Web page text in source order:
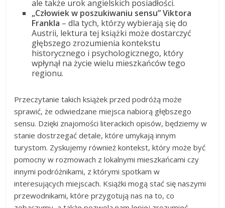
ale także urok angielskich posiadłości.
„Człowiek w poszukiwaniu sensu” Viktora
Frankla – dla tych, którzy wybierają się do
Austrii, lektura tej książki może dostarczyć
głębszego zrozumienia kontekstu
historycznego i psychologicznego, który
wpłynął na życie wielu mieszkańców tego
regionu.
Przeczytanie takich książek przed podróżą może
sprawić, że odwiedzane miejsca nabiorą głębszego
sensu. Dzięki znajomości literackich opisów, będziemy w
stanie dostrzegać detale, które umykają innym
turystom. Zyskujemy również kontekst, który może być
pomocny w rozmowach z lokalnymi mieszkańcami czy
innymi podróżnikami, z którymi spotkam w
interesujących miejscach. Książki mogą stać się naszymi
przewodnikami, które przygotują nas na to, co